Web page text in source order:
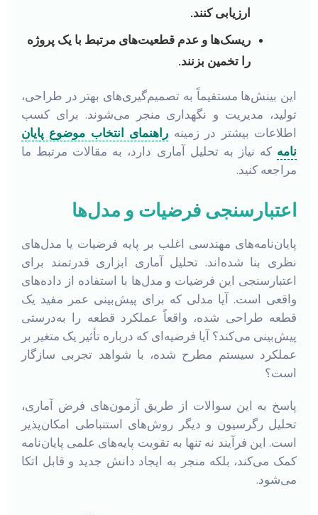
ارزیابی کنند.
ریسک‌ها و عدم قطعیت‌های مرتبط با یک پروژه
را تخمین بزنند.
این بینش‌ها مستقیماً به تصمیم‌گیری‌های بهتر در طراحی،
تولید، مدیریت و نگهداری منجر می‌شوند. برای کسب
اطلاعات بیشتر در زمینه راهنمای انتخاب موضوع پایان
نامه که نیاز به تحلیل آماری دارد، به مقالات مرتبط ما
مراجعه کنید.
اعتبارسنجی فرضیات و مدل‌ها
پایان‌نامه‌های مهندسی اغلب بر پایه فرضیات یا مدل‌های
نظری بنا شده‌اند. تحلیل آماری ابزاری قدرتمند برای
اعتبارسنجی این فرضیات و مدل‌ها با استفاده از داده‌های
واقعی است. آیا مدلی که برای پیش‌بینی عمر مفید یک
قطعه طراحی شده، واقعاً عملکرد قطعه را به‌درستی
پیش‌بینی می‌کند؟ آیا فرضیه‌ای که درباره تأثیر یک متغیر بر
عملکرد سیستم مطرح شده، با شواهد تجربی سازگار
است؟
پاسخ به این سوالات از طریق آزمون‌های فرض آماری،
تحلیل رگرسیون و دیگر روش‌های استنباطی امکان‌پذیر
است. این فرآیند نه تنها به تقویت پایه‌های علمی پایان‌نامه
کمک می‌کند، بلکه منجر به ایجاد دانش جدید و قابل اتکا
می‌شود.